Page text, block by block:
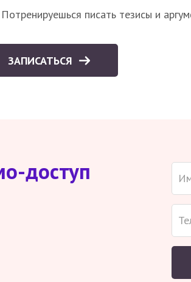
Потренируешься писать тезисы и
ЗАПИСАТЬСЯ
доступ